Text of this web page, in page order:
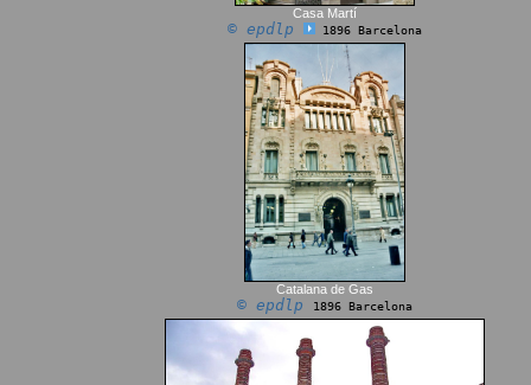
Casa Martí
© epdlp 1896 Barcelona
Catalana de Gas
© epdlp 1896 Barcelona